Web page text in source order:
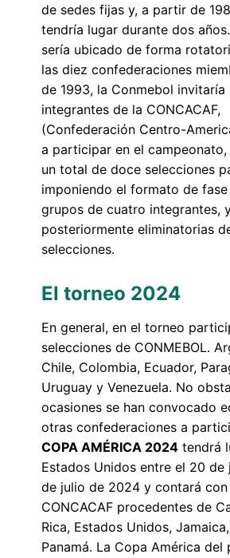
de sedes fijas y, a partir de
tendría lugar durante dos
sería ubicado de forma
las diez confederaciones
de 1993, la Conmebol invitaría
integrantes de la CONCACAF,
(Confederación Centro-
a participar en el campeonato,
un total de doce selecciones
imponiendo el formato de
grupos de cuatro integrantes,
posteriormente eliminatorias
selecciones.
El torneo 2024
En general, en el torneo
selecciones de CONMEBOL.
Chile, Colombia, Ecuador,
Uruguay y Venezuela. No
ocasiones se han convocado
otras confederaciones a
COPA AMÉRICA 2024 tendrá
Estados Unidos entre el 20 de
de julio de 2024 y contará
CONCACAF procedentes de
Rica, Estados Unidos,
Panamá. La Copa América del